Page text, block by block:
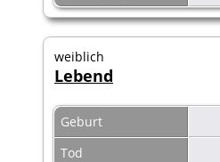
weiblich
Lebend
Geburt
Tod